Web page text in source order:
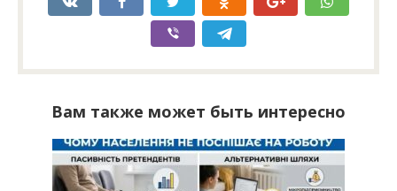
Вам также может быть интересно